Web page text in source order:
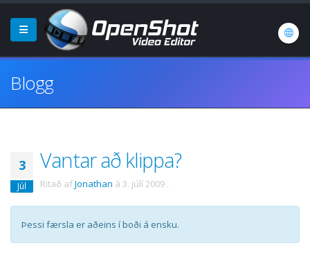
Blogg
3
Júl
Vantar að klippa?
Ritað afJonathan á 3. júlí 2009 .
Þessi færsla er aðeins í boði á ensku.